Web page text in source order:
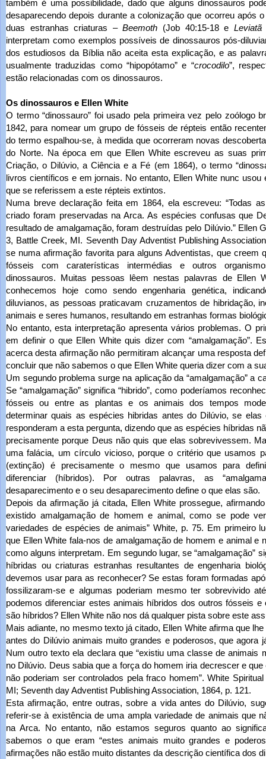
também é uma possibilidade, dado que alguns dinossauros
desaparecendo depois durante a colonização que ocorreu após
duas estranhas criaturas – Beemoth (Job 40:15-18 e Leviatã
interpretam como exemplos possíveis de dinossauros pós-
dos estudiosos da Bíblia não aceita esta explicação, e as
usualmente traduzidas como “hipopótamo” e “crocodilo”,
estão relacionadas com os dinossauros.
Os dinossauros e Ellen White
O termo “dinossauro” foi usado pela primeira vez pelo zoólogo
1842, para nomear um grupo de fósseis de répteis então
do termo espalhou-se, à medida que ocorreram novas
do Norte. Na época em que Ellen White escreveu as suas
Criação, o Dilúvio, a Ciência e a Fé (em 1864), o termo
livros científicos e em jornais. No entanto, Ellen White nunc usou
que se referissem a este répteis extintos.
Numa breve declaração feita em 1864, ela escreveu: “Todas
criado foram preservadas na Arca. As espécies confusas que
resultado de amalgamação, foram destruídas pelo Dilúvio.” Ellen
3, Battle Creek, MI. Seventh Day Adventist Publishing
se numa afirmação favorita para alguns Adventistas, que creem
fósseis com caraterísticas intermédias e outros
dinossauros. Muitas pessoas lêem nestas palavras de Ellen
conhecemos hoje como sendo engenharia genética,
diluvianos, as pessoas praticavam cruzamentos de hibridação,
animais e seres humanos, resultando em estranhas formas
No entanto, esta interpretação apresenta vários problemas. O
em definir o que Ellen White quis dizer com “amalgamação”.
acerca desta afirmação não permitiram alcançar uma resposta
concluir que não sabemos o que Ellen White queria dizer com a
Um segundo problema surge na aplicação da “amalgamação” a
Se “amalgamação” significa “hibrido”, como poderíamos
fósseis ou entre as plantas e os animais dos tempos
determinar quais as espécies hibridas antes do Dilúvio, se elas
responderam a esta pergunta, dizendo que as espécies híbridas
precisamente porque Deus não quis que elas sobrevivessem.
uma falácia, um círculo vicioso, porque o critério que usamos
(extinção) é precisamente o mesmo que usamos para
diferenciar (híbridos). Por outras palavras, as
desaparecimento e o seu desaparecimento define o que elas são.
Depois da afirmação já citada, Ellen White prossegue,
existido amalgamação de homem e animal, como se pode
variedades de espécies de animais” White, p. 75. Em primeiro
que Ellen White fala-nos de amalgamação de homem e animal e
como alguns interpretam. Em segundo lugar, se “amalgamação”
híbridas ou criaturas estranhas resultantes de engenharia
devemos usar para as reconhecer? Se estas foram formadas
fossilizaram-se e algumas poderiam mesmo ter sobrevivido
podemos diferenciar estes animais híbridos dos outros fósseis
são híbridos? Ellen White não nos dá qualquer pista sobre este
Mais adiante, no mesmo texto já citado, Ellen White afirma que
antes do Dilúvio animais muito grandes e poderosos, que agora
Num outro texto ela declara que “existiu uma classe de animais
no Dilúvio. Deus sabia que a força do homem iria decrescer e
não poderiam ser controlados pela fraco homem”. White
MI; Seventh day Adventist Publishing Association, 1864, p. 121.
Esta afirmação, entre outras, sobre a vida antes do Dilúvio,
referir-se à existência de uma ampla variedade de animais que
na Arca. No entanto, não estamos seguros quanto ao
sabemos o que eram “estes animais muito grandes e
afirmações não estão muito distantes da descrição científica dos